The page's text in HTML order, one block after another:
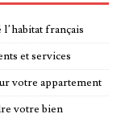
français
et services
votre appartement
votre bien